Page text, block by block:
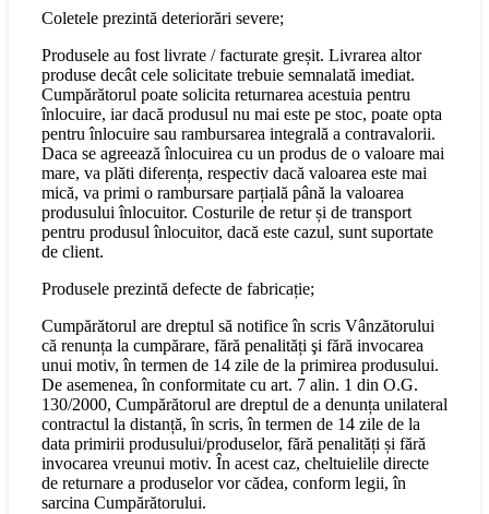
Coletele prezintă deteriorări severe;
Produsele au fost livrate / facturate greșit. Livrarea altor
produse decât cele solicitate trebuie semnalată imediat.
Cumpărătorul poate solicita returnarea acestuia pentru
înlocuire, iar dacă produsul nu mai este pe stoc, poate opta
pentru înlocuire sau rambursarea integrală a contravalorii.
Daca se agreează înlocuirea cu un produs de o valoare mai
mare, va plăti diferența, respectiv dacă valoarea este mai
mică, va primi o rambursare parțială până la valoarea
produsului înlocuitor. Costurile de retur și de transport
pentru produsul înlocuitor, dacă este cazul, sunt suportate
de client.
Produsele prezintă defecte de fabricație;
Cumpărătorul are dreptul să notifice în scris Vânzătorului
că renunța la cumpărare, fără penalități şi fără invocarea
unui motiv, în termen de 14 zile de la primirea produsului.
De asemenea, în conformitate cu art. 7 alin. 1 din O.G.
130/2000, Cumpărătorul are dreptul de a denunța unilateral
contractul la distanță, în scris, în termen de 14 zile de la
data primirii produsului/produselor, fără penalități și fără
invocarea vreunui motiv. În acest caz, cheltuielile directe
de returnare a produselor vor cădea, conform legii, în
sarcina Cumpărătorului.